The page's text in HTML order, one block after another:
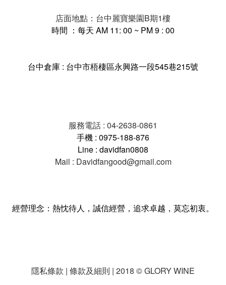
店面地點：台中麗寶樂園B期1樓
時間 ：每天 AM 11: 00 ~ PM 9 : 00
台中倉庫 : 台中市梧棲區永興路一段545巷215號
服務電話 : 04-2638-0861
手機 : 0975-188-876
Line : davidfan0808
Mail : Davidfangood@gmail.com
經營理念：熱忱待人，誠信經營，追求卓越，莫忘初衷。
隱私條款 | 條款及細則 | 2018 © GLORY WINE